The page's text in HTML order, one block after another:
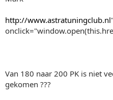
http://www.astratuningclub.nl"
Van 180 naar 200 PK is niet
gekomen ???